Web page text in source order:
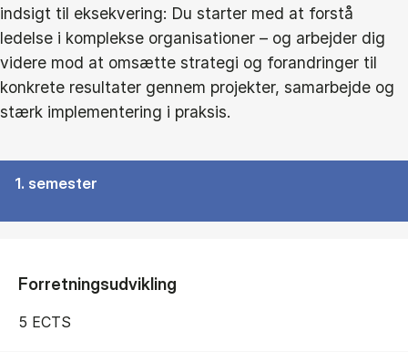
indsigt til eksekvering: Du starter med at forstå
ledelse i komplekse organisationer – og arbejder dig
videre mod at omsætte strategi og forandringer til
konkrete resultater gennem projekter, samarbejde og
stærk implementering i praksis.
1. semester
Forretningsudvikling
5 ECTS